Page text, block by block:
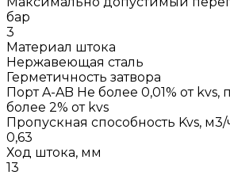
бар
3
Материал штока
Нержавеющая сталь
Герметичность затвора
Порт A-AB Не более 0,01% от kvs,
более 2% от kvs
Пропускная способность Kvs, м3/
0,63
Ход штока, мм
13